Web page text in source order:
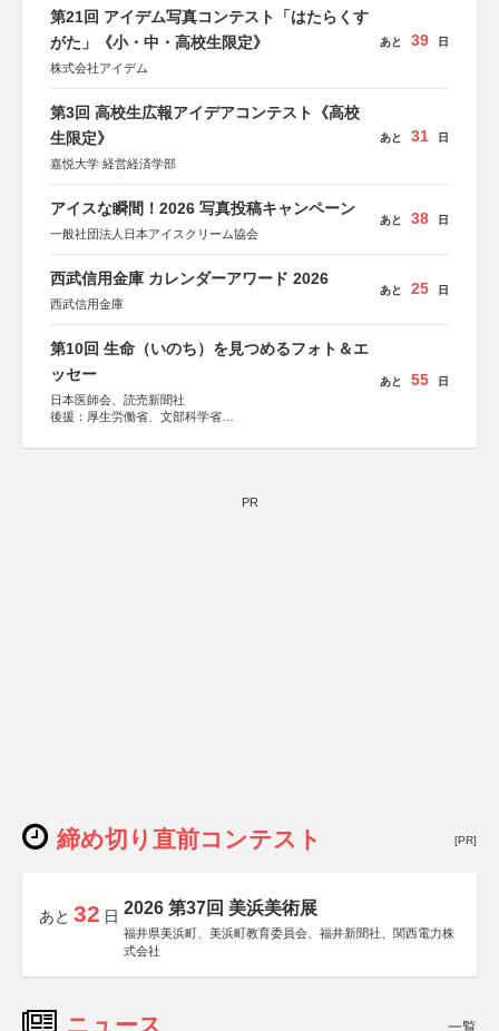
第21回 アイデム写真コンテスト「はたらくす
がた」《小・中・高校生限定》
株式会社アイデム
あと 39 日
第3回 高校生広報アイデアコンテスト《高校
生限定》
嘉悦大学 経営経済学部
あと 31 日
アイスな瞬間！2026 写真投稿キャンペーン
一般社団法人日本アイスクリーム協会
あと 38 日
西武信用金庫 カレンダーアワード 2026
西武信用金庫
あと 25 日
第10回 生命（いのち）を見つめるフォト＆エ
ッセー
日本医師会、読売新聞社
後援：厚生労働省、文部科学省
しん生命保険株式会社
あと 55 日
PR
締め切り直前コンテスト [PR]
あと 32 日 2026 第37回 美浜美術展
福井県美浜町、美浜町教育委員会、福井新聞社、関西電力株
式会社
ニュース 一覧